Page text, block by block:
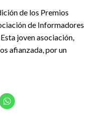
de los Premios
de Informadores
joven asociación,
afianzada, por un